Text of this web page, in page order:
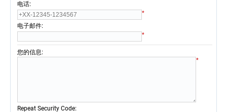
电话:
*
电子邮件:
*
您的信息:
*
Repeat Security Code: